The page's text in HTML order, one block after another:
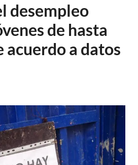
desempleo
de hasta
acuerdo a datos